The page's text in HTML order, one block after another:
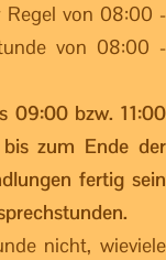
Regel von 08:00 -
von 08:00 -
09:00 bzw. 11:00
zum Ende der
fertig sein
nicht, wieviele